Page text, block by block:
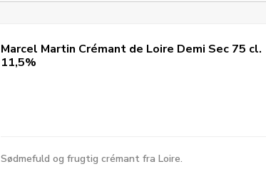
Marcel Martin Crémant de Loire Demi Sec 75 cl.
11,5%
Sødmefuld og frugtig crémant fra Loire.